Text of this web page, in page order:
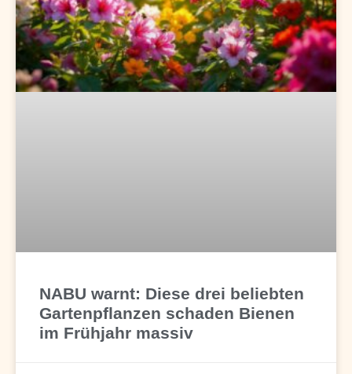
NABU warnt: Diese drei beliebten
Gartenpflanzen schaden Bienen
im Frühjahr massiv